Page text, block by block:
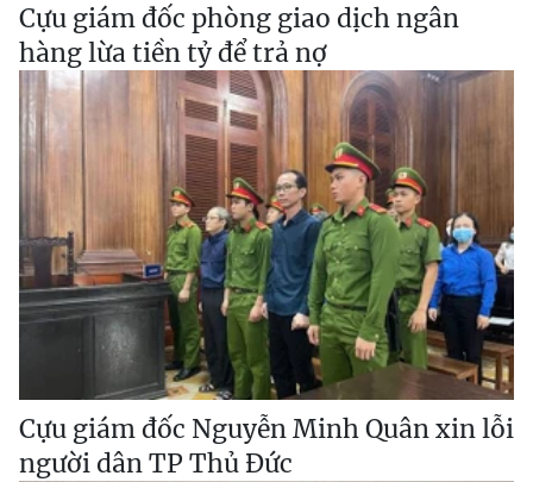
Cựu giám đốc phòng giao dịch ngân
hàng lừa tiền tỷ để trả nợ
Cựu giám đốc Nguyễn Minh Quân xin lỗi
người dân TP Thủ Đức